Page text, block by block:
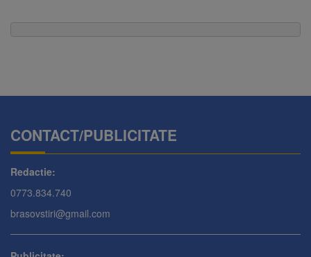
CONTACT/PUBLICITATE
Redactie:
0773.834.740
brasovstiri@gmail.com